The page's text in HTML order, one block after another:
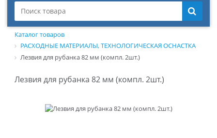
Каталог товаров
РАСХОДНЫЕ МАТЕРИАЛЫ, ТЕХНОЛОГИЧЕСКАЯ ОСНАСТКА
Лезвия для рубанка 82 мм (компл. 2шт.)
Лезвия для рубанка 82 мм (компл. 2шт.)